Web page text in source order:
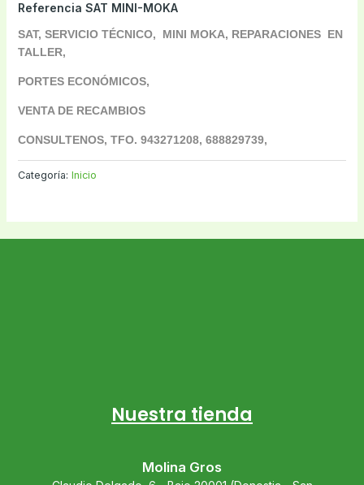
Referencia SAT MINI-MOKA
SAT, SERVICIO TÉCNICO, MINI MOKA, REPARACIONES EN
TALLER,
PORTES ECONÓMICOS,
VENTA DE RECAMBIOS
CONSULTENOS, TFO. 943271208, 688829739,
Categoría: Inicio
Nuestra tienda
Molina Gros